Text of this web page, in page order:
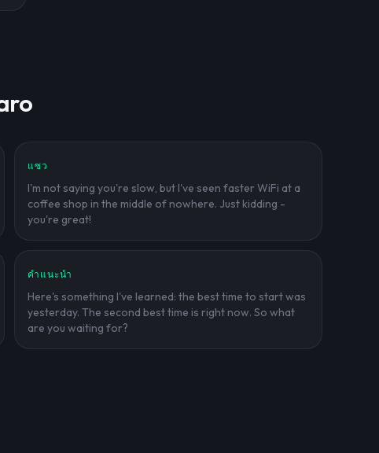
แซว
I'm not saying you're slow, but I've seen faster WiFi at a
coffee shop in the middle of nowhere. Just kidding -
you're great!
คำแนะนำ
Here's something I've learned: the best time to start was
yesterday. The second best time is right now. So what
are you waiting for?